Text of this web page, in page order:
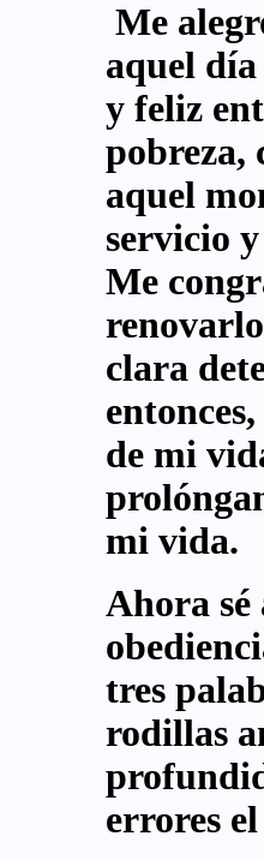
Me
aquel
y feliz
pobreza,
aquel
servicio
Me
clara
de mi
mi vida.
Ahora sé
tres
rodillas
errores